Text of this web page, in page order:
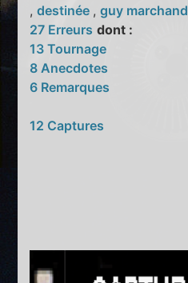
,destinée ,guy marchand
27 Erreurs dont :
13 Tournage
8 Anecdotes
6 Remarques
12 Captures